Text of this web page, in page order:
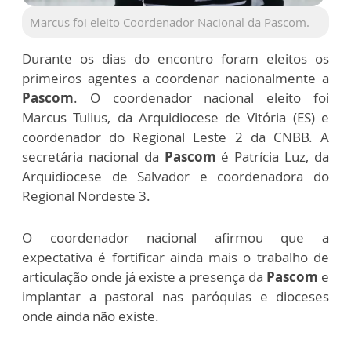
Marcus foi eleito Coordenador Nacional da Pascom.
Durante os dias do encontro foram eleitos os
primeiros agentes a coordenar nacionalmente a
Pascom. O coordenador nacional eleito foi
Marcus Tulius, da Arquidiocese de Vitória (ES) e
coordenador do Regional Leste 2 da CNBB. A
secretária nacional da Pascom é Patrícia Luz, da
Arquidiocese de Salvador e coordenadora do
Regional Nordeste 3.
O coordenador nacional afirmou que a
expectativa é fortificar ainda mais o trabalho de
articulação onde já existe a presença da Pascom e
implantar a pastoral nas paróquias e dioceses
onde ainda não existe.